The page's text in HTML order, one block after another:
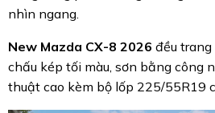
nhìn ngang.
New Mazda CX-8 2026 đều
chấu kép tối màu, sơn bằng công
thuật cao kèm bộ lốp 225/55R19